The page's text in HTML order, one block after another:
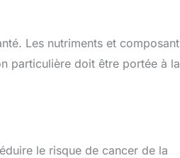
Les nutriments et
particulière doit être portée à la
le risque de cancer de la